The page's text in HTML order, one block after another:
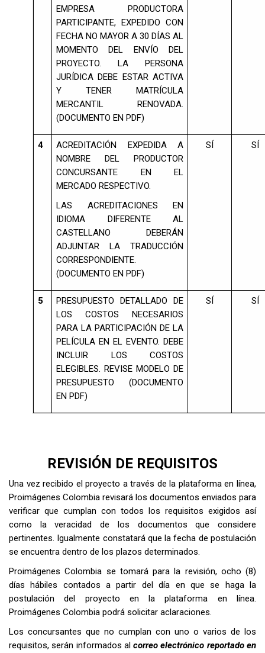
EMPRESA PRODUCTORA
PARTICIPANTE, EXPEDIDO CON
FECHA NO MAYOR A 30 DÍAS AL
MOMENTO DEL ENVÍO DEL
PROYECTO. LA PERSONA
JURÍDICA DEBE ESTAR ACTIVA
Y TENER MATRÍCULA
MERCANTIL RENOVADA.
(DOCUMENTO EN PDF)
4
ACREDITACIÓN EXPEDIDA A
NOMBRE DEL PRODUCTOR
CONCURSANTE EN EL
MERCADO RESPECTIVO.
LAS ACREDITACIONES EN
IDIOMA DIFERENTE AL
CASTELLANO DEBERÁN
ADJUNTAR LA TRADUCCIÓN
CORRESPONDIENTE.
(DOCUMENTO EN PDF)
SÍ SÍ
5
PRESUPUESTO DETALLADO DE
LOS COSTOS NECESARIOS
PARA LA PARTICIPACIÓN DE LA
PELÍCULA EN EL EVENTO. DEBE
INCLUIR LOS COSTOS
ELEGIBLES. REVISE MODELO DE
PRESUPUESTO (DOCUMENTO
EN PDF)
SÍ SÍ
REVISIÓN DE REQUISITOS
Una vez recibido el proyecto a través de la plataforma en línea,
Proimágenes Colombia revisará los documentos enviados para
verificar que cumplan con todos los requisitos exigidos así
como la veracidad de los documentos que considere
pertinentes. Igualmente constatará que la fecha de postulación
se encuentra dentro de los plazos determinados.
Proimágenes Colombia se tomará para la revisión, ocho (8)
días hábiles contados a partir del día en que se haga la
postulación del proyecto en la plataforma en línea.
Proimágenes Colombia podrá solicitar aclaraciones.
Los concursantes que no cumplan con uno o varios de los
requisitos, serán informados alcorreo electrónico reportado en